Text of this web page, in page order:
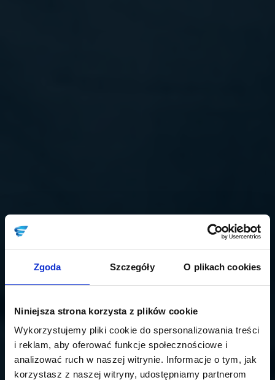
Zgoda Szczegóły O plikach cookies
Niniejsza strona korzysta z plików cookie
Wykorzystujemy pliki cookie do spersonalizowania treści
i reklam, aby oferować funkcje społecznościowe i
analizować ruch w naszej witrynie. Informacje o tym, jak
korzystasz z naszej witryny, udostępniamy partnerom